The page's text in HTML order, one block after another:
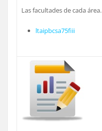
Las facultades de cada área.
ltaipbcsa75fiii